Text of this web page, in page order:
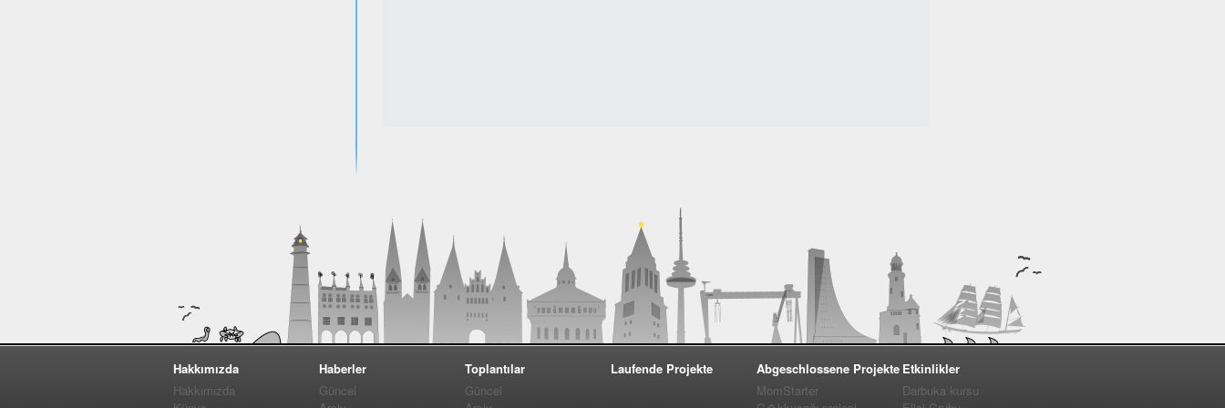
Hakkımızda
Hakkımızda
Haberler
Güncel
Toplantılar
Güncel
Laufende Projekte
Abgeschlossene Projekte
MomStarter
Etkinlikler
Darbuka kursu